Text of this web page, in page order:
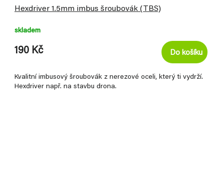
Hexdriver 1.5mm imbus šroubovák (TBS)
skladem
190 Kč Do košíku
Kvalitní imbusový šroubovák z nerezové oceli, který ti vydrží.
Hexdriver např. na stavbu drona.